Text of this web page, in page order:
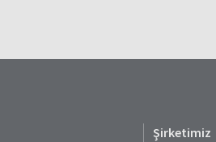
Şirketimiz